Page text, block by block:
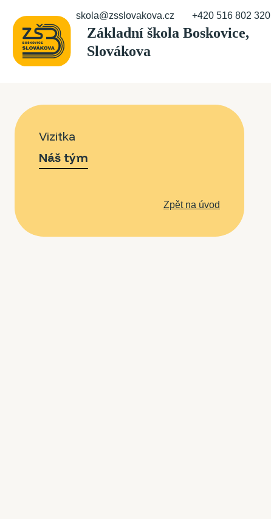
skola@zsslovakova.cz +420 516 802 320
Vizitka
Náš tým
Zpět na úvod